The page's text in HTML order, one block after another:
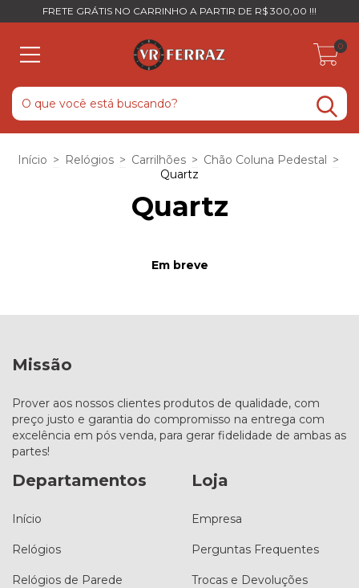
FRETE GRÁTIS NO CARRINHO A PARTIR DE R$ 300,00 !!!
0
Início > Relógios > Carrilhões > Chão Coluna Pedestal >
Quartz
Quartz
Em breve
Missão
Prover aos nossos clientes produtos de qualidade, com
preço justo e garantia do compromisso na entrega com
excelência em pós venda, para gerar fidelidade de ambas as
partes!
Departamentos
Início
Relógios
Relógios de Parede
Loja
Empresa
Perguntas Frequentes
Trocas e Devoluções